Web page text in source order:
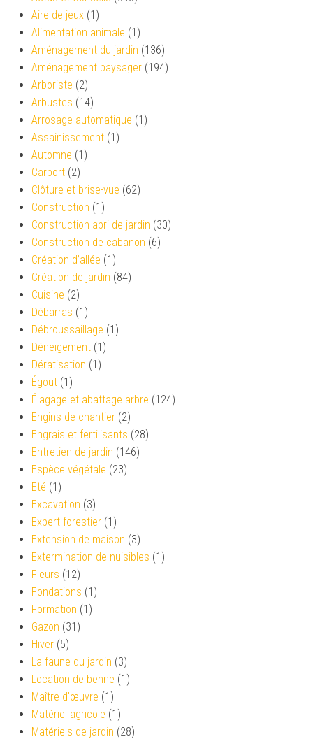
Aire de jeux (1)
Alimentation animale (1)
Aménagement du jardin (136)
Aménagement paysager (194)
Arboriste (2)
Arbustes (14)
Arrosage automatique (1)
Assainissement (1)
Automne (1)
Carport (2)
Clôture et brise-vue (62)
Construction (1)
Construction abri de jardin (30)
Construction de cabanon (6)
Création d’allée (1)
Création de jardin (84)
Cuisine (2)
Débarras (1)
Débroussaillage (1)
Déneigement (1)
Dératisation (1)
Égout (1)
Élagage et abattage arbre (124)
Engins de chantier (2)
Engrais et fertilisants (28)
Entretien de jardin (146)
Espèce végétale (23)
Eté (1)
Excavation (3)
Expert forestier (1)
Extension de maison (3)
Extermination de nuisibles (1)
Fleurs (12)
Fondations (1)
Formation (1)
Gazon (31)
Hiver (5)
La faune du jardin (3)
Location de benne (1)
Maître d'œuvre (1)
Matériel agricole (1)
Matériels de jardin (28)